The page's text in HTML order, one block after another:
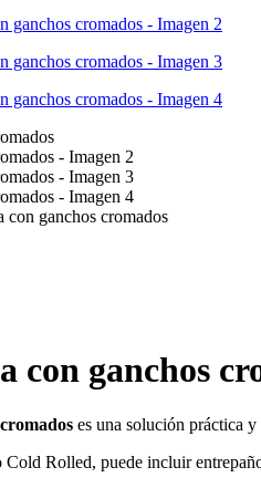
con ganchos cromados
con ganchos
es una solución práctica
Rolled, puede incluir